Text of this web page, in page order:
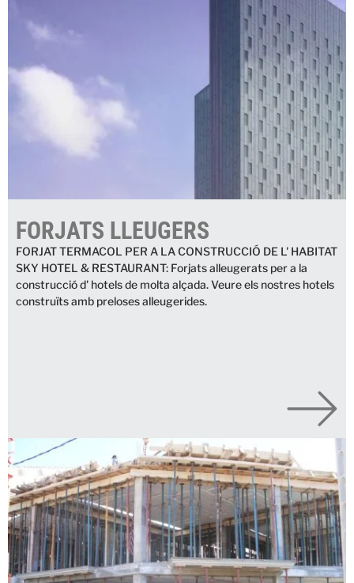
FORJATS LLEUGERS
FORJAT TERMACOL PER A LA CONSTRUCCIÓ DE L' HABITAT
SKY HOTEL & RESTAURANT: Forjats alleugerats per a la
construcció d' hotels de molta alçada. Veure els nostres hotels
construïts amb preloses alleugerides.